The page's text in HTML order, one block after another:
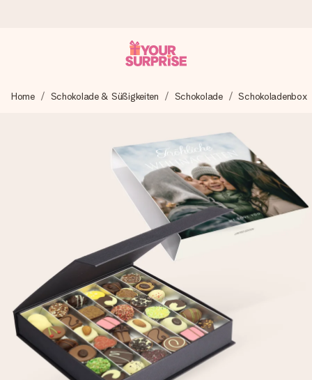
Wir bereiten dein Geschenk sorgfältig vor und schicken es
4,8 (basierend auf +15.000 Bewertungen)
Unsere Geschenke begeistern. Kunden bewerten uns mit
4,8 bei Google Reviews (Gesamtergebnis aller Länder, in
Mit Liebe gemacht, im Handumdrehen
Erstelle etwas Einzigartiges in wenigen Schritten – mit
ihrem Namen, deinem Foto oder einer Nachricht von
Herzen. Kein Stress, nur pure Liebe für den perfekten
Moment.
Home Schokolade & Süßigkeiten Schokolade Schokoladenbox